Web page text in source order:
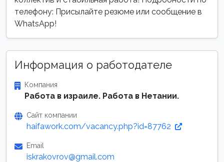
телефону: Присылайте резюме или сообщение в
WhatsApp!
Информация о работодателе
Компания
Работа в израиле. Работа в Нетании.
Сайт компании
haifawork.com/vacancy.php?id=87762
Email
iskrakovrov@gmail.com